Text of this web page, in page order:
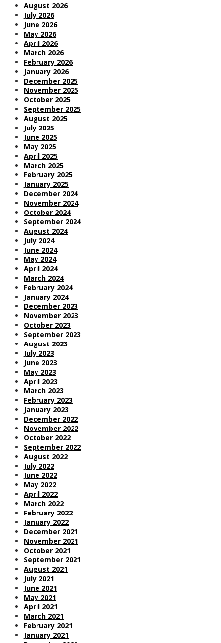
August 2026
July 2026
June 2026
May 2026
April 2026
March 2026
February 2026
January 2026
December 2025
November 2025
October 2025
September 2025
August 2025
July 2025
June 2025
May 2025
April 2025
March 2025
February 2025
January 2025
December 2024
November 2024
October 2024
September 2024
August 2024
July 2024
June 2024
May 2024
April 2024
March 2024
February 2024
January 2024
December 2023
November 2023
October 2023
September 2023
August 2023
July 2023
June 2023
May 2023
April 2023
March 2023
February 2023
January 2023
December 2022
November 2022
October 2022
September 2022
August 2022
July 2022
June 2022
May 2022
April 2022
March 2022
February 2022
January 2022
December 2021
November 2021
October 2021
September 2021
August 2021
July 2021
June 2021
May 2021
April 2021
March 2021
February 2021
January 2021